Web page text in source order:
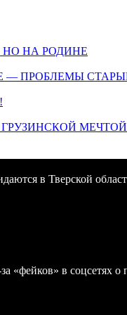
НО НА РОДИНЕ
— ПРОБЛЕМЫ
в Тверской
«фейков» в соцсетях